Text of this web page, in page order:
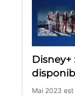
Disney+
Mai 2023